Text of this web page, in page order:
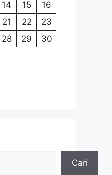
14 15
16
21 22
23
28 29
30
Cari